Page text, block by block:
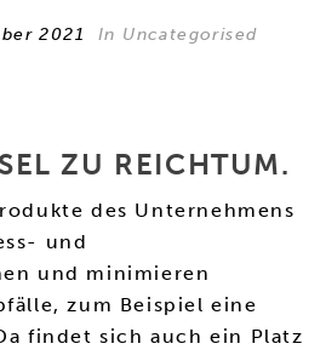
2021 In Uncategorised
ZU REICHTUM.
des Unternehmens
und
und minimieren
zum Beispiel eine
findet sich auch ein Platz